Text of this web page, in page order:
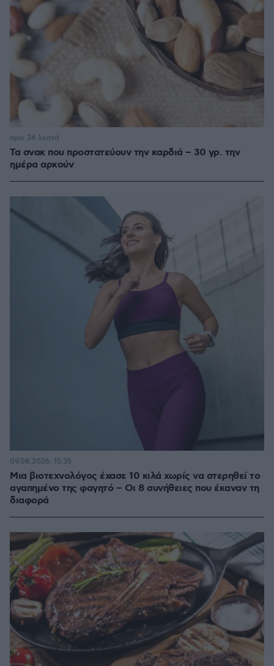
Τα σνακ που προστατεύουν την καρδιά – 30 γρ. την
ημέρα αρκούν
πριν 34 λεπτά
Μια βιοτεχνολόγος έχασε 10 κιλά χωρίς να στερηθεί το
αγαπημένο της φαγητό – Οι 8 συνήθειες που έκαναν τη
διαφορά
09.08.2026, 15:35